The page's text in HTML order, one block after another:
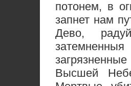
потонем, в
запнет нам
Дево,
Высшей